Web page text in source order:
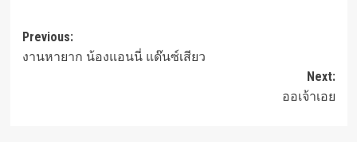
Post
navigation
Previous:
งานหายาก น้องแอนนี่ แด๊นซ์เสียว
Next:
ออเจ้าเอย